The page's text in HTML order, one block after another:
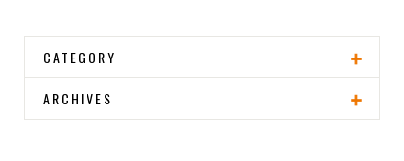
CATEGORY
ARCHIVES